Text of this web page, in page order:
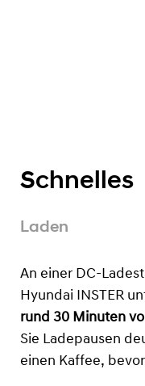
Schnelles
Laden
An einer DC-
Hyundai INSTER
rund 30 Minuten
Sie Ladepausen
einen Kaffee,